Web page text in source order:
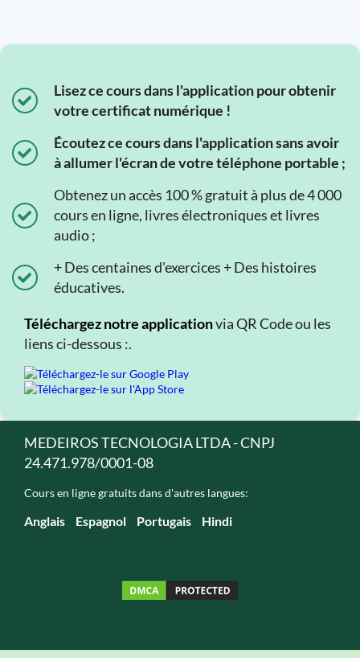
Lisez ce cours dans l'application pour obtenir
votre certificat numérique !
Écoutez ce cours dans l'application sans avoir
à allumer l'écran de votre téléphone portable ;
Obtenez un accès 100 % gratuit à plus de 4 000
cours en ligne, livres électroniques et livres
audio ;
+ Des centaines d'exercices + Des histoires
éducatives.
Téléchargez notre applicationvia QR Code ou les
liens ci-dessous :.
MEDEIROS TECNOLOGIA LTDA - CNPJ
24.471.978/0001-08
Cours en ligne gratuits dans d'autres langues:
Anglais Espagnol Portugais Hindi